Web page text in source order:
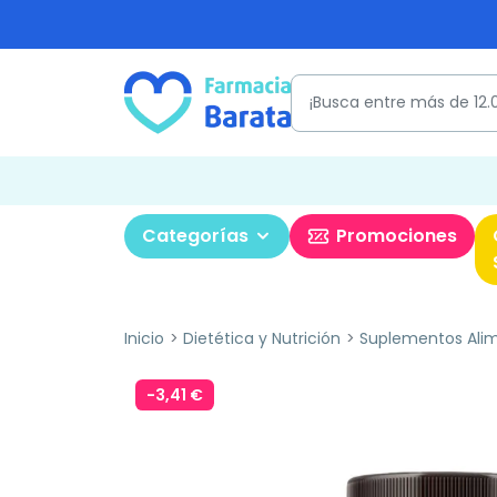
Categorías Promociones
Inicio Dietética y Nutrición Suplementos
-3,41 €